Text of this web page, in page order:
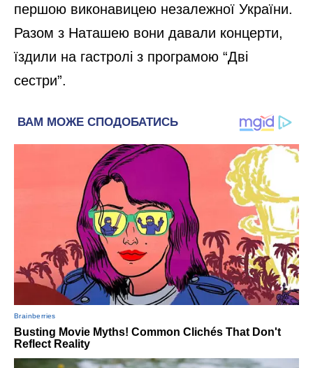
першою виконавицею незалежної України.
Разом з Наташею вони давали концерти,
їздили на гастролі з програмою “Дві
сестри”.